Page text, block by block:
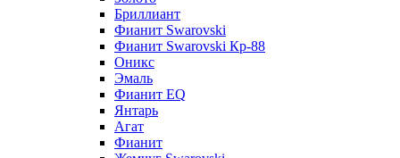
Бриллиант
Фианит Swarovski
Фианит Swarovski Кр-88
Оникс
Эмаль
Фианит EQ
Янтарь
Агат
Фианит